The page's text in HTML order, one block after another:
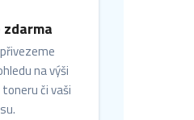
na výši
či vaši